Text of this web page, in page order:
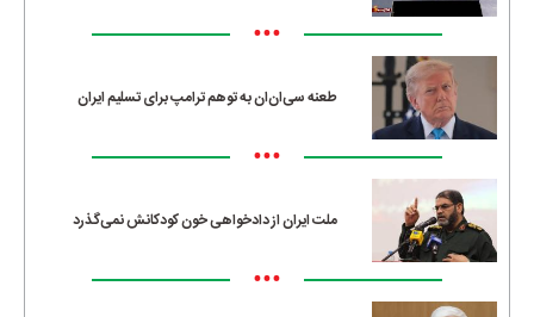
•••
طعنه سی‌ان‌ان به توهم ترامپ برای تسلیم ایران
•••
ملت ایران از دادخواهی خون کودکانش نمی‌گذرد
•••